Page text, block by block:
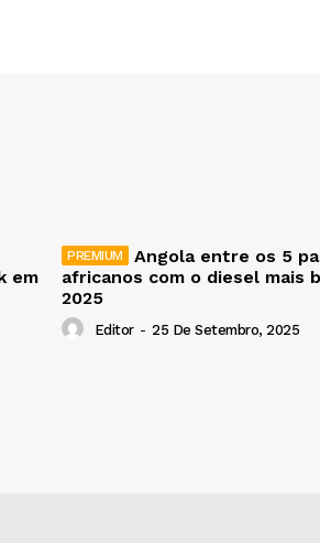
em
Angola entre os 5
africanos com o diesel mais
2025
Editor - 25 De Setembro, 2025